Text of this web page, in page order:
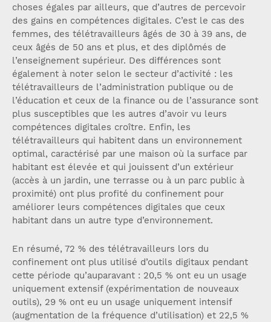
choses égales par ailleurs, que d’autres de percevoir
des gains en compétences digitales. C’est le cas des
femmes, des télétravailleurs âgés de 30 à 39 ans, de
ceux âgés de 50 ans et plus, et des diplômés de
l’enseignement supérieur. Des différences sont
également à noter selon le secteur d’activité : les
télétravailleurs de l’administration publique ou de
l’éducation et ceux de la finance ou de l’assurance sont
plus susceptibles que les autres d’avoir vu leurs
compétences digitales croître. Enfin, les
télétravailleurs qui habitent dans un environnement
optimal, caractérisé par une maison où la surface par
habitant est élevée et qui jouissent d’un extérieur
(accès à un jardin, une terrasse ou à un parc public à
proximité) ont plus profité du confinement pour
améliorer leurs compétences digitales que ceux
habitant dans un autre type d’environnement.
En résumé, 72 % des télétravailleurs lors du
confinement ont plus utilisé d’outils digitaux pendant
cette période qu’auparavant : 20,5 % ont eu un usage
uniquement extensif (expérimentation de nouveaux
outils), 29 % ont eu un usage uniquement intensif
(augmentation de la fréquence d’utilisation) et 22,5 %